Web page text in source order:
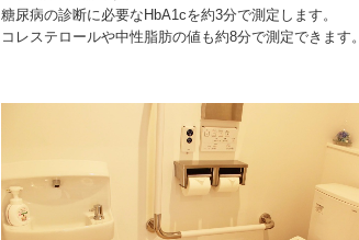
糖尿病の診断に必要なHbA1cを約3分で測定します。
コレステロールや中性脂肪の値も約8分で測定できます。